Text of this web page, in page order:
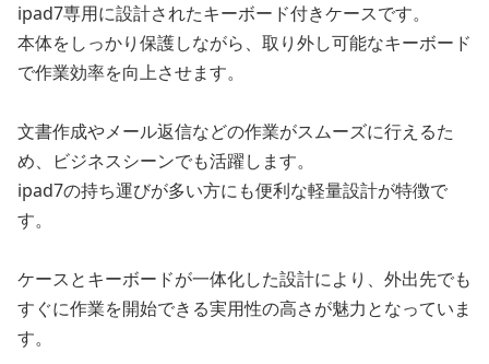
ipad7専用に設計されたキーボード付きケースです。
本体をしっかり保護しながら、取り外し可能なキーボード
で作業効率を向上させます。
文書作成やメール返信などの作業がスムーズに行えるた
め、ビジネスシーンでも活躍します。
ipad7の持ち運びが多い方にも便利な軽量設計が特徴で
す。
ケースとキーボードが一体化した設計により、外出先でも
すぐに作業を開始できる実用性の高さが魅力となっていま
す。